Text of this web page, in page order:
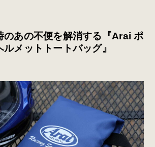
のあの不便を解消する『Arai ポ
メットトートバッグ』